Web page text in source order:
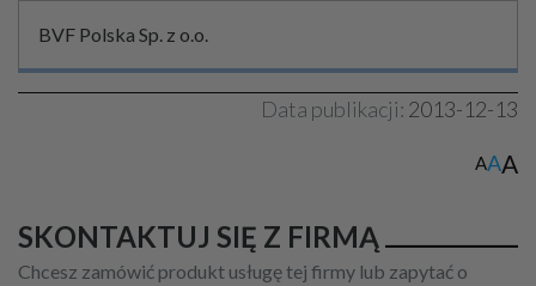
BVF Polska Sp. z o.o.
Data publikacji: 2013-12-13
AAA
SKONTAKTUJ SIĘ Z FIRMĄ
Chcesz zamówić produkt usługę tej firmy lub zapytać o